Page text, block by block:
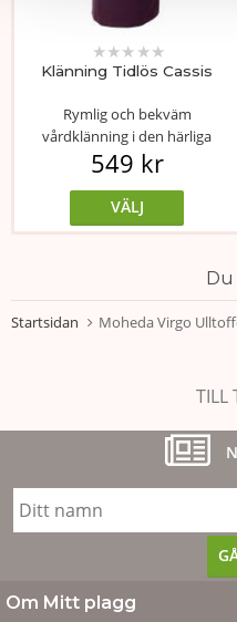
Klänning Tidlös Cassis
★★★ ★★
Rymlig och bekväm
vårdklänning i den härliga
färgen cassis
549 kr
VÄLJ
Du
Startsidan Moheda Virgo
TILL
Om Mitt plagg